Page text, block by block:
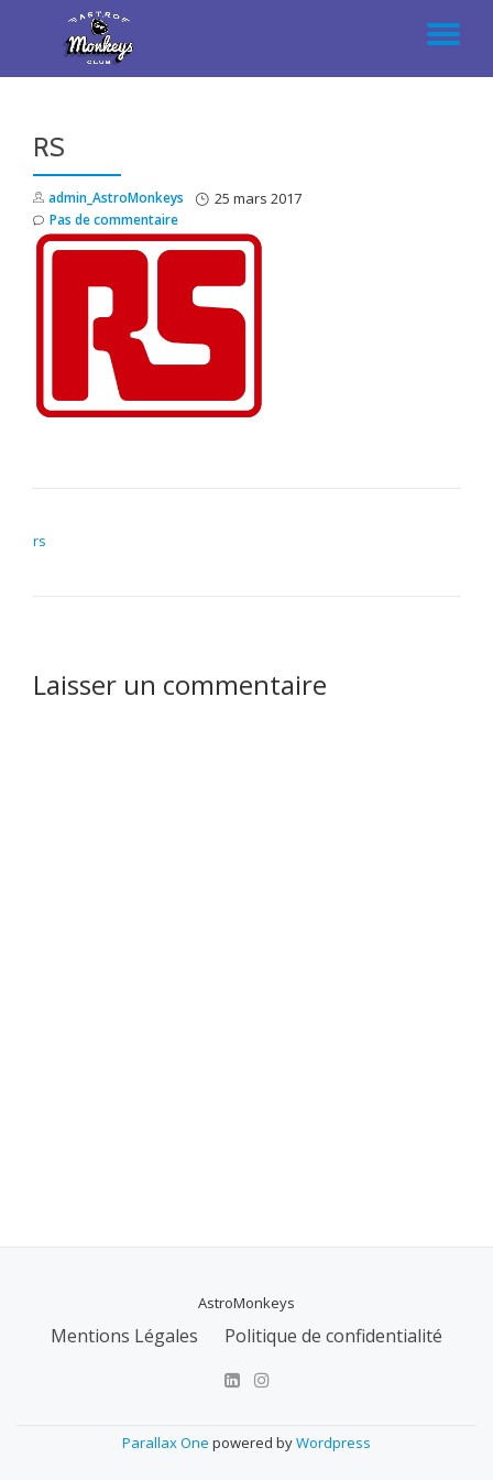
au
RS
admin_AstroMonkeys 25 mars 2017
Pas de commentaire
rs
Laisser un commentaire
AstroMonkeys
MENUMentions Légales Politique de confidentialité
Parallax One powered byWordpress